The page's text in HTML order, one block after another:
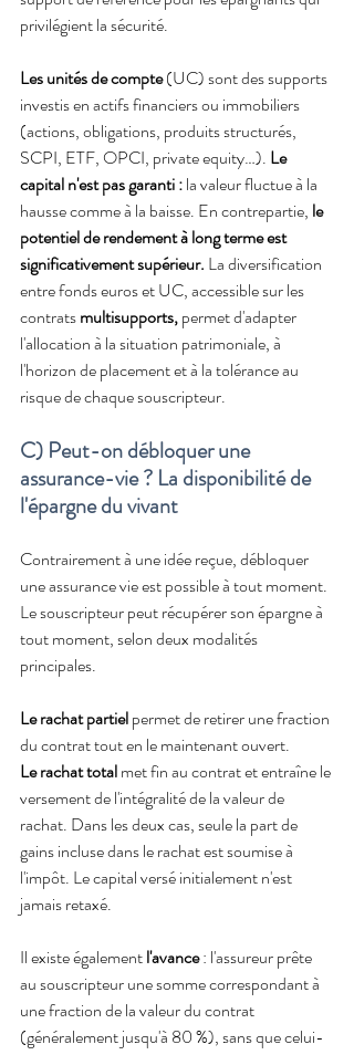
privilégient la sécurité.
Les unités de compte (UC) sont des supports
investis en actifs financiers ou immobiliers
(actions, obligations, produits structurés,
SCPI, ETF, OPCI, private equity…). Le
capital n'est pas garanti : la valeur fluctue à la
hausse comme à la baisse. En contrepartie, le
potentiel de rendement à long terme est
significativement supérieur. La diversification
entre fonds euros et UC, accessible sur les
contrats multisupports, permet d'adapter
l'allocation à la situation patrimoniale, à
l'horizon de placement et à la tolérance au
risque de chaque souscripteur.
C) Peut-on débloquer une
assurance-vie ? La disponibilité de
l'épargne du vivant
Contrairement à une idée reçue, débloquer
une assurance vie est possible à tout moment.
Le souscripteur peut récupérer son épargne à
tout moment, selon deux modalités
principales.
Le rachat partiel permet de retirer une fraction
du contrat tout en le maintenant ouvert.
Le rachat total met fin au contrat et entraîne le
versement de l'intégralité de la valeur de
rachat. Dans les deux cas, seule la part de
gains incluse dans le rachat est soumise à
l'impôt. Le capital versé initialement n'est
jamais retaxé.
Il existe également l'avance : l'assureur prête
au souscripteur une somme correspondant à
une fraction de la valeur du contrat
(généralement jusqu'à 80 %), sans que celui-